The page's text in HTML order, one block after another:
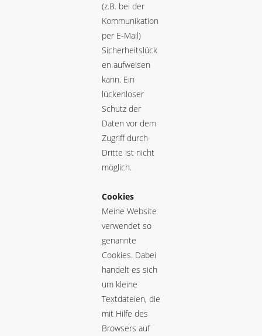
(z.B. bei der
Kommunikation
per E-Mail)
Sicherheitslück
en aufweisen
kann. Ein
lückenloser
Schutz der
Daten vor dem
Zugriff durch
Dritte ist nicht
möglich.
Cookies
Meine Website
verwendet so
genannte
Cookies. Dabei
handelt es sich
um kleine
Textdateien, die
mit Hilfe des
Browsers auf